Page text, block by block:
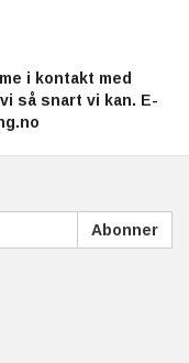
i kontakt med
så snart vi kan. E-
Abonner